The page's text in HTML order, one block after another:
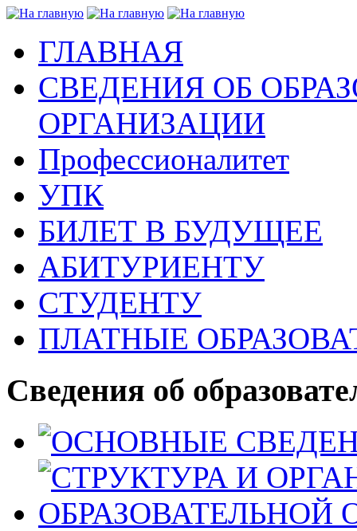
ГЛАВНАЯ
СВЕДЕНИЯ ОБ
ОРГАНИЗАЦИИ
Профессионалитет
УПК
БИЛЕТ В БУДУЩЕЕ
АБИТУРИЕНТУ
СТУДЕНТУ
ПЛАТНЫЕ
Сведения об